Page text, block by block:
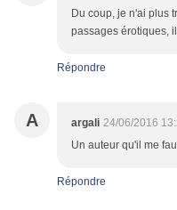
Du coup, je n'ai plus
passages érotiques,
Répondre
A argali 24/06/2016
Un auteur qu'il me
Répondre